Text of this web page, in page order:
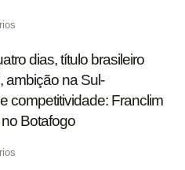
dias, título brasileiro
ambição na Sul-
competitividade: Franclim
Botafogo